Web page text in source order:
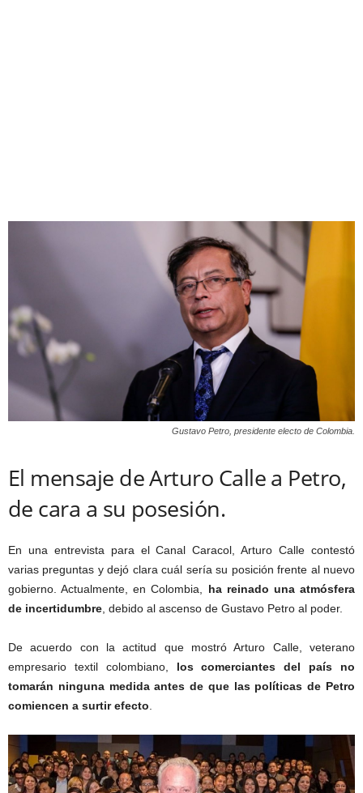
Gustavo Petro, presidente electo de Colombia.
El mensaje de Arturo Calle a Petro,
de cara a su posesión.
En una entrevista para el Canal Caracol, Arturo Calle contestó
varias preguntas y dejó clara cuál sería su posición frente al nuevo
gobierno. Actualmente, en Colombia, ha reinado una atmósfera
de incertidumbre , debido al ascenso de Gustavo Petro al poder.
De acuerdo con la actitud que mostró Arturo Calle, veterano
empresario textil colombiano, los comerciantes del país no
tomarán ninguna medida antes de que las políticas de Petro
comiencen a surtir efecto